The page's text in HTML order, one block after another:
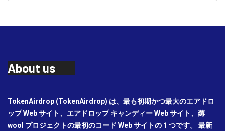
About us
TokenAirdrop (TokenAirdrop) は、最も初期かつ最大のエアドロ
ップ Web サイト、エアドロップ キャンディー Web サイト、薅
wool プロジェクトの最初のコード Web サイトの 1 つです。 最新